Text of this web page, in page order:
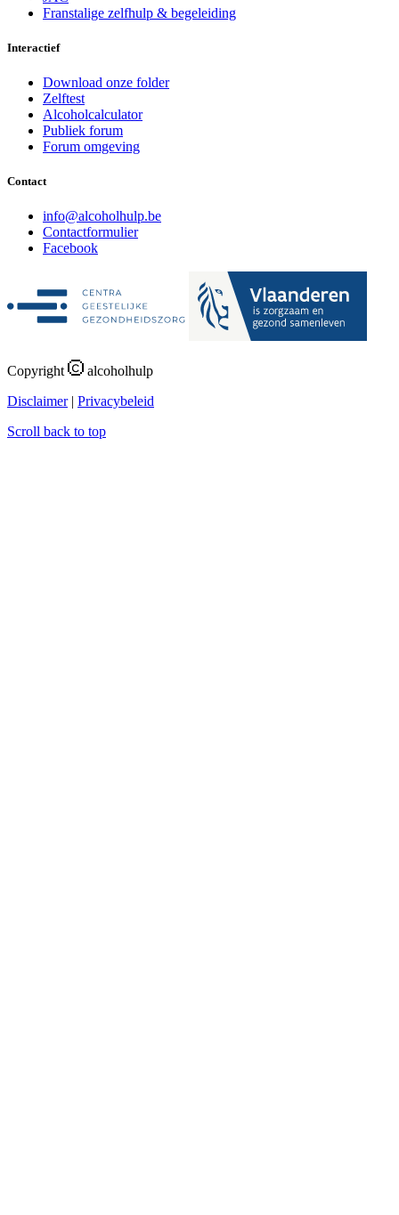
Franstalige zelfhulp & begeleiding
Interactief
Download onze folder
Zelftest
Alcoholcalculator
Publiek forum
Forum omgeving
Contact
info@alcoholhulp.be
Contactformulier
Facebook
Copyright
alcoholhulp
Disclaimer| Privacybeleid
Scroll back to top